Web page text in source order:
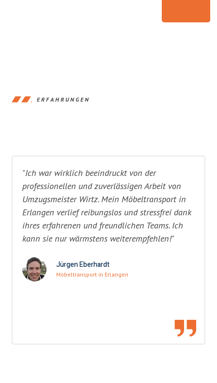
ERFAHRUNGEN
"Ich war wirklich beeindruckt von der
professionellen und zuverlässigen Arbeit von
Umzugsmeister Wirtz. Mein Möbeltransport in
Erlangen verlief reibungslos und stressfrei dank
ihres erfahrenen und freundlichen Teams. Ich
kann sie nur wärmstens weiterempfehlen!"
Jürgen Eberhardt
Möbeltransport in Erlangen